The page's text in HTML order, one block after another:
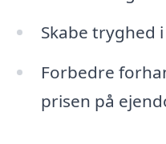
Skabe tryghed
Forbedre
prisen på